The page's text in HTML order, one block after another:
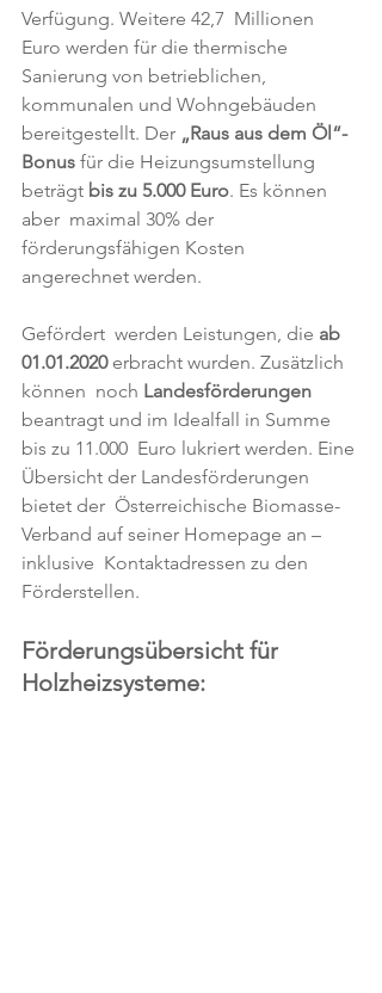
Verfügung. Weitere 42,7  Millionen
Euro werden für die thermische
Sanierung von betrieblichen,
kommunalen und Wohngebäuden
bereitgestellt. Der „Raus aus dem Öl“-
Bonus für die Heizungsumstellung
beträgt bis zu 5.000 Euro. Es können
aber  maximal 30% der
förderungsfähigen Kosten
angerechnet werden.
Gefördert  werden Leistungen, die ab
01.01.2020 erbracht wurden. Zusätzlich
können  noch Landesförderungen
beantragt und im Idealfall in Summe
bis zu 11.000  Euro lukriert werden. Eine
Übersicht der Landesförderungen
bietet der  Österreichische Biomasse-
Verband auf seiner Homepage an –
inklusive  Kontaktadressen zu den
Förderstellen.
Förderungsübersicht für
Holzheizsysteme: